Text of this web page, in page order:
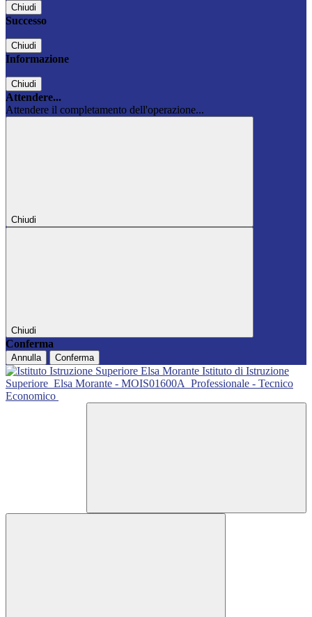
Chiudi
Successo
Chiudi
Informazione
Chiudi
Attendere...
Attendere il completamento dell'operazione...
Chiudi
Chiudi
Conferma
Annulla Conferma
Istituto di Istruzione
Superiore Elsa Morante - MOIS01600A Professionale - Tecnico
Economico